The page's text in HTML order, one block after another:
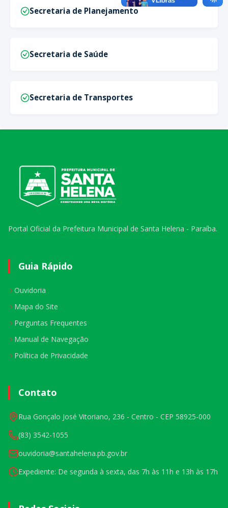
Secretaria de Planejamento
Secretaria de Saúde
Secretaria de Transportes
Portal Oficial da Prefeitura Municipal de Santa Helena - Paraíba.
Guia Rápido
Ouvidoria
Mapa do Site
Perguntas Frequentes
Manual de Navegação
Política de Privacidade
Contato
Rua Gonçalo José Vitoriano, 236 - Centro - CEP 58925-000
(83) 3542-1055
ouvidoria@santahelena.pb.gov.br
Expediente: De segunda à sexta, das 7h às 11h e 13h às 17h